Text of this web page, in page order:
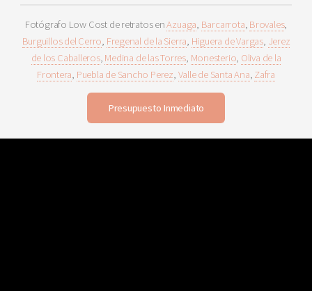
Fotógrafo Low Cost de retratos enAzuaga, Barcarrota, Brovales,
Burguillos del Cerro, Fregenal de la Sierra, Higuera de Vargas, Jerez
de los Caballeros, Medina de las Torres, Monesterio, Oliva de la
Frontera, Puebla de Sancho Perez, Valle de Santa Ana, Zafra
Presupuesto Inmediato